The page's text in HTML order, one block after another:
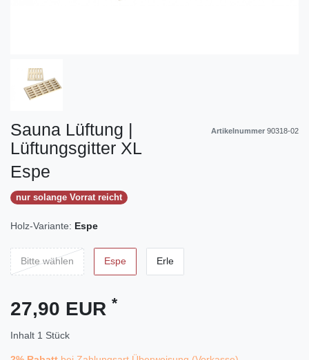
Sauna Lüftung |
Lüftungsgitter XL
Espe
Artikelnummer 90318-02
nur solange Vorrat reicht
Holz-Variante: Espe
Bitte wählen Espe Erle
27,90 EUR *
Inhalt 1 Stück